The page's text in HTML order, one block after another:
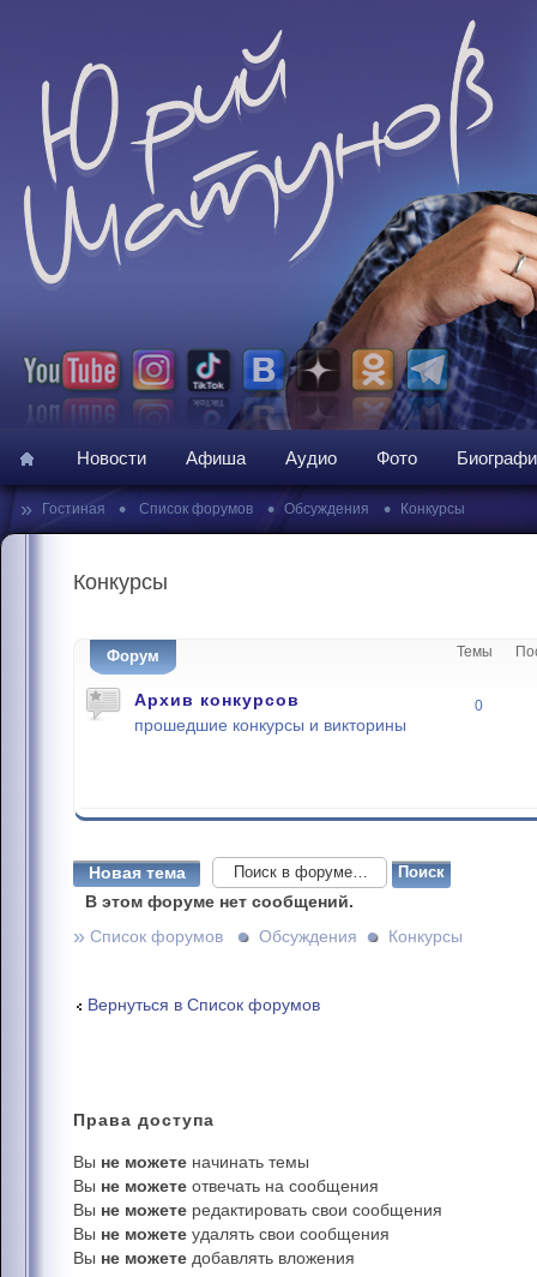
Новости Афиша Аудио Фото
» Гостиная • Список форумов • Обсуждения • Конкурсы
Конкурсы
Форум Темы
Архив конкурсов
прошедшие конкурсы и викторины
0
Новая тема
В этом форуме нет сообщений.
» Список форумов Обсуждения Конкурсы
Вернуться в Список форумов
Права доступа
Вы не можете начинать темы
Вы не можете отвечать на сообщения
Вы не можете редактировать свои сообщения
Вы не можете удалять свои сообщения
Вы не можете добавлять вложения